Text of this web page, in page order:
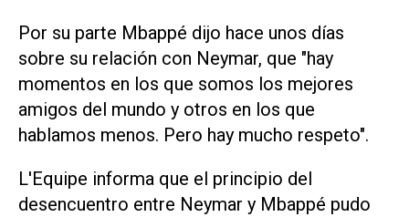
Por su parte Mbappé dijo hace unos días
sobre su relación con Neymar, que "hay
momentos en los que somos los mejores
amigos del mundo y otros en los que
hablamos menos. Pero hay mucho respeto".
L'Equipe informa que el principio del
desencuentro entre Neymar y Mbappé pudo